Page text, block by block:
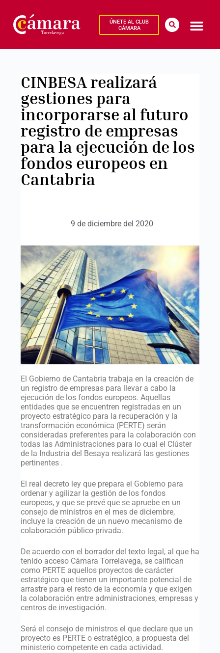
ÚNETE AL CLUB
CÁMARA
CINBESA realizará
gestiones para
incorporarse al futuro
registro de empresas
para la ejecución de los
fondos europeos en
Cantabria
9 de diciembre del 2020
El Gobierno de Cantabria trabaja en la creación de
un registro de empresas para llevar a cabo la
ejecución de los fondos europeos. Aquellas
entidades que se encuentren registradas en un
proyecto estratégico para la recuperación y la
transformación económica (PERTE) serán
consideradas preferentes para la colaboración con
todas las Administraciones para lo cual el Clúster
de la Industria del Besaya realizará las gestiones
pertinentes .
El real decreto ley que prepara el Gobierno para
ordenar y agilizar la gestión de los fondos
europeos, y que se prevé que se apruebe en un
consejo de ministros en el mes de diciembre,
incluye la creación de un nuevo mecanismo de
colaboración público-privada.
De acuerdo con el borrador del texto legal, al que ha
tenido acceso Cámara Torrelavega, se califican
como PERTE aquellos proyectos de carácter
estratégico que tienen un importante potencial de
arrastre para el resto de la economía y que exigen
la colaboración entre administraciones, empresas y
centros de investigación.
Será el consejo de ministros el que declare que un
proyecto es PERTE o estratégico, a propuesta del
ministerio competente en cada actividad.